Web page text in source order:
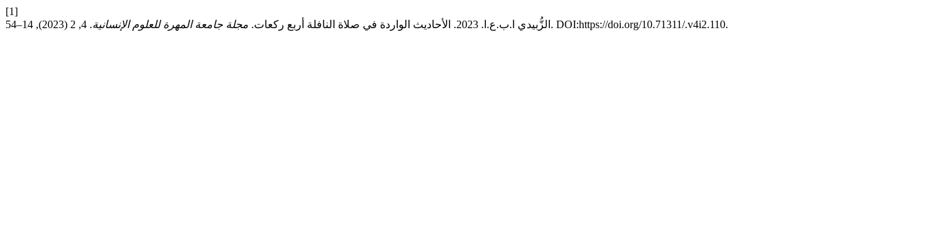
[1]
الزُّبيدي ا.ب.ع.ا. 2023. الأحاديث الواردة في صلاة النافلة أربع ركعات.
مجلة جامعة المهرة للعلوم الإنسانية . 4, 2 (2023), 14–54. DOI:https://doi.org/10.71311/.v4i2.110.